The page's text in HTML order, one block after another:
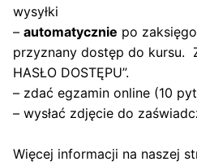
wysyłki
– automatycznie po
przyznany dostęp do kursu.
HASŁO DOSTĘPU”.
– zdać egzamin online (10
– wysłać zdjęcie do
Więcej informacji na naszej